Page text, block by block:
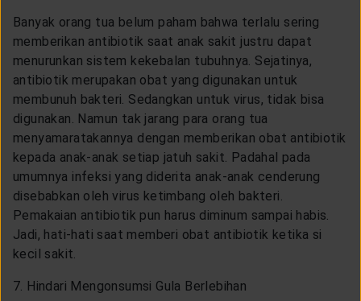
Banyak orang tua belum paham bahwa terlalu sering
memberikan antibiotik saat anak sakit justru dapat
menurunkan sistem kekebalan tubuhnya. Sejatinya,
antibiotik merupakan obat yang digunakan untuk
membunuh bakteri. Sedangkan untuk virus, tidak bisa
digunakan. Namun tak jarang para orang tua
menyamaratakannya dengan memberikan obat antibiotik
kepada anak-anak setiap jatuh sakit. Padahal pada
umumnya infeksi yang diderita anak-anak cenderung
disebabkan oleh virus ketimbang oleh bakteri.
Pemakaian antibiotik pun harus diminum sampai habis.
Jadi, hati-hati saat memberi obat antibiotik ketika si
kecil sakit.
7. Hindari Mengonsumsi Gula Berlebihan